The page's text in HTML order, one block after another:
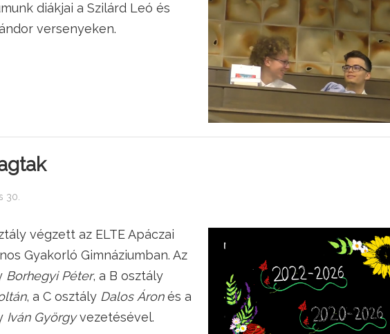
diákjai a Szilárd Leó és
versenyeken.
30.
végzett az ELTE Apáczai
Gyakorló Gimnáziumban. Az
Borhegyi Péter, a B osztály
, a C osztály Dalos Áronés a
Iván Györgyvezetésével.